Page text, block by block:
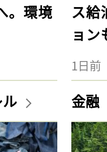
。環境
ス給
ョン
1日前
金融